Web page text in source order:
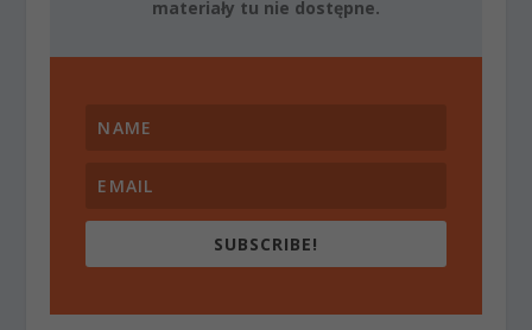
materiały tu nie dostępne.
SUBSCRIBE!